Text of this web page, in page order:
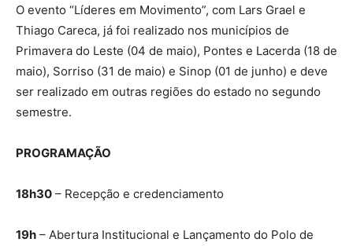
O evento “Líderes em Movimento”, com Lars Grael e
Thiago Careca, já foi realizado nos municípios de
Primavera do Leste (04 de maio), Pontes e Lacerda (18 de
maio), Sorriso (31 de maio) e Sinop (01 de junho) e deve
ser realizado em outras regiões do estado no segundo
semestre.
PROGRAMAÇÃO
18h30 – Recepção e credenciamento
19h – Abertura Institucional e Lançamento do Polo de